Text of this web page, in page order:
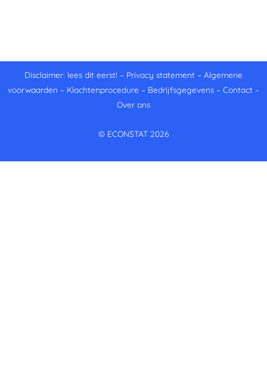
Disclaimer: lees dit eerst! – Privacy statement – Algemene
voorwaarden – Klachtenprocedure – Bedrijfsgegevens – Contact –
Over ons
© ECONSTAT 2026